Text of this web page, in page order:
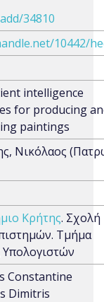
34810
10442/
intelligence
for producing
paintings
Νικόλαος
Κρήτης. Σχολή
Τμήμα
Υπολογιστών
Constantine
Dimitris